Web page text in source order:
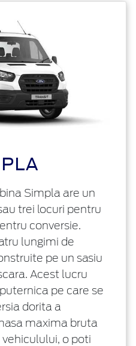
Simpla are un
trei locuri pentru
conversie.
lungimi de
pe un sasiu
Acest lucru
pe care se
dorita a
maxima bruta
o poti